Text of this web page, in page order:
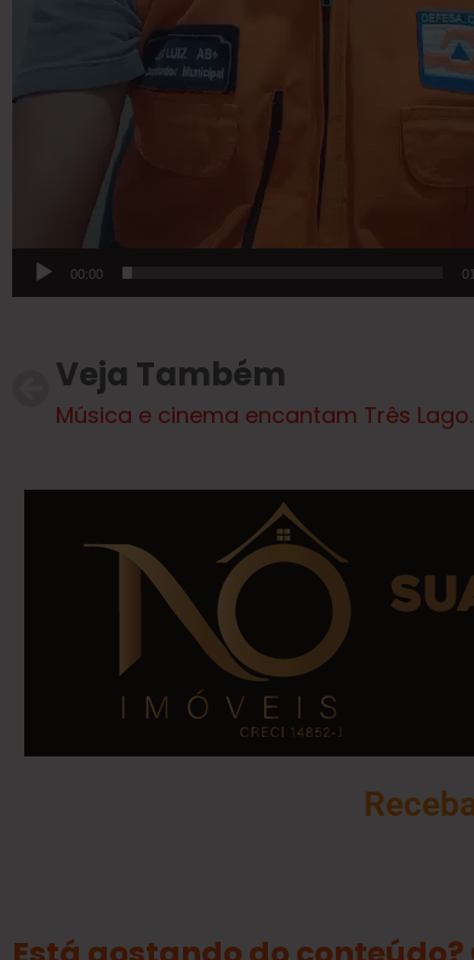
00:00
Veja Também
Música e cinema